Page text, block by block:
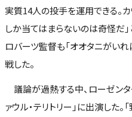
実質14人の投手を運用できる。
しか当てはまらないのは奇怪だ」
ロバーツ監督も「オオタニがい
戦した。
議論が過熱する中、ローゼンタ
ァウル・テリトリー」に出演した